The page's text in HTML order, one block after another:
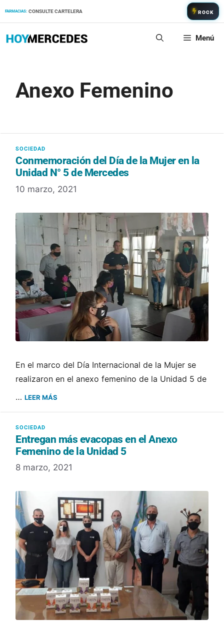
FARMACIAS: CONSULTE CARTELERA ROCK
Menú
Anexo Femenino
Conmemoración del Día de la Mujer en la
Unidad N° 5 de Mercedes
10 marzo, 2021
En el marco del Día Internacional de la Mujer se
realizaron en el anexo femenino de la Unidad 5 de
… LEER MÁS
Entregan más evacopas en el Anexo
Femenino de la Unidad 5
8 marzo, 2021